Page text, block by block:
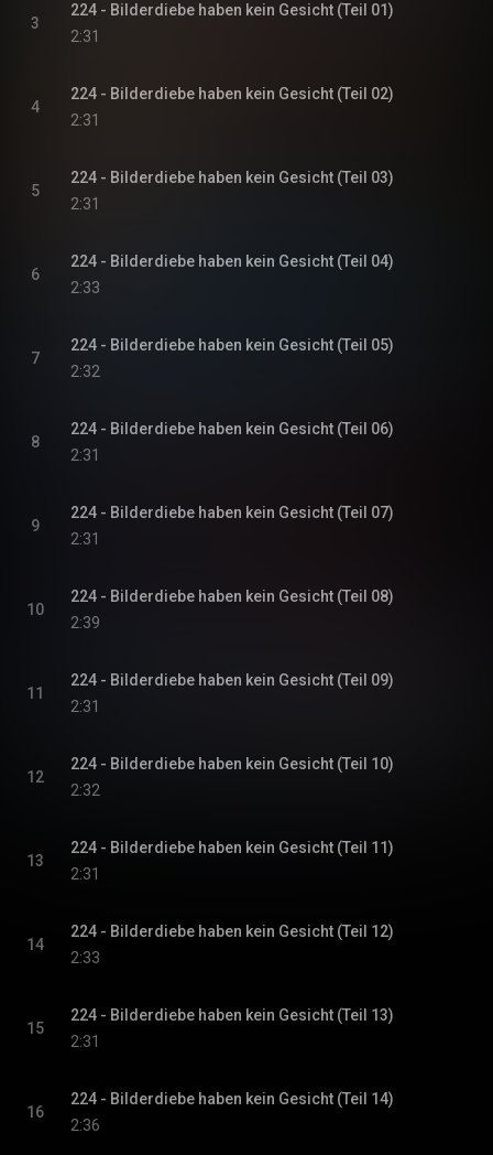
3
224 - Bilderdiebe haben kein Gesicht (Teil 01)
2:31
4
224 - Bilderdiebe haben kein Gesicht (Teil 02)
2:31
5
224 - Bilderdiebe haben kein Gesicht (Teil 03)
2:31
6
224 - Bilderdiebe haben kein Gesicht (Teil 04)
2:33
7
224 - Bilderdiebe haben kein Gesicht (Teil 05)
2:32
8
224 - Bilderdiebe haben kein Gesicht (Teil 06)
2:31
9
224 - Bilderdiebe haben kein Gesicht (Teil 07)
2:31
10
224 - Bilderdiebe haben kein Gesicht (Teil 08)
2:39
11
224 - Bilderdiebe haben kein Gesicht (Teil 09)
2:31
12
224 - Bilderdiebe haben kein Gesicht (Teil 10)
2:32
13
224 - Bilderdiebe haben kein Gesicht (Teil 11)
2:31
14
224 - Bilderdiebe haben kein Gesicht (Teil 12)
2:33
15
224 - Bilderdiebe haben kein Gesicht (Teil 13)
2:31
16
224 - Bilderdiebe haben kein Gesicht (Teil 14)
2:36